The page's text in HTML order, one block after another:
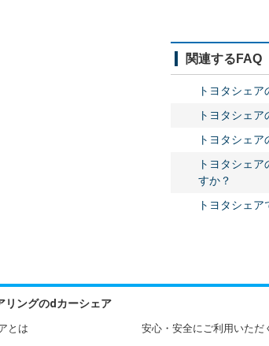
関連するFAQ
トヨタシェ
トヨタシェ
トヨタシェ
トヨタシェ
すか？
トヨタシェ
リングのdカーシェア
とは 安心・安全にご利用いただ